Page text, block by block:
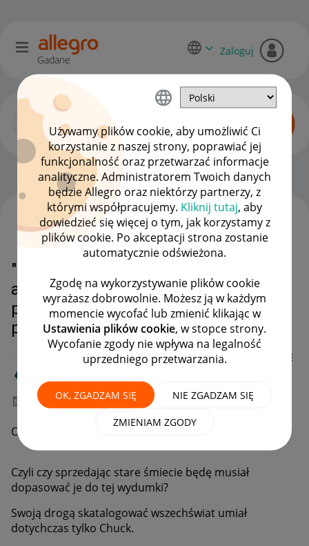
Używamy plików cookie, aby umożliwić Ci
korzystanie z naszej strony, poprawiać jej
funkcjonalność oraz przetwarzać informacje
analityczne. Administratorem Twoich danych
będzie Allegro oraz niektórzy partnerzy, z
którymi współpracujemy. Kliknij tutaj, aby
dowiedzieć się więcej o tym, jak korzystamy z
plików cookie. Po akceptacji strona zostanie
automatycznie odświeżona.
Zgodę na wykorzystywanie plików cookie
wyrażasz dobrowolnie. Możesz ją w każdym
momencie wycofać lub zmienić klikając w
Ustawienia plików cookie, w stopce strony.
Wycofanie zgody nie wpływa na legalność
uprzedniego przetwarzania.
OK, ZGADZAM SIĘ NIE ZGADZAM SIĘ
ZMIENIAM ZGODY
Gadane
Zaloguj
Sprzedający o Allegro Lokalnie OPCJE
"Od 1 lipca będziemy wymagać,
aby wszystkie oferty były
połączone z Katalogiem
produktów Allegro"
‎25-03-2024 12:52
Czy zmiana ta będzie dotyczyć również Lokalnie?
Czyli czy sprzedając stare śmiecie będę musiał
dopasować je do tej wydumki?
Swoją drogą skatalogować wszechświat umiał
dotychczas tylko Chuck.
WSZYSTKIE TEMATY